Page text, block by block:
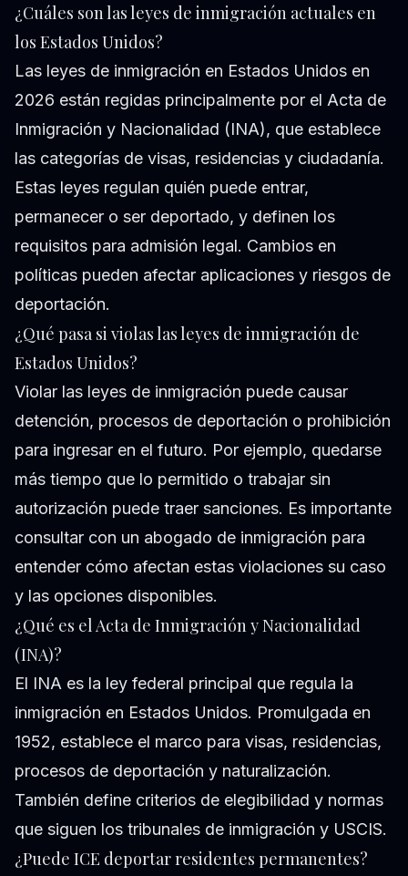
¿Cuáles son las leyes de inmigración actuales en
los Estados Unidos?
Las leyes de inmigración en Estados Unidos en
2026 están regidas principalmente por el Acta de
Inmigración y Nacionalidad (INA), que establece
las categorías de visas, residencias y ciudadanía.
Estas leyes regulan quién puede entrar,
permanecer o ser deportado, y definen los
requisitos para admisión legal. Cambios en
políticas pueden afectar aplicaciones y riesgos de
deportación.
¿Qué pasa si violas las leyes de inmigración de
Estados Unidos?
Violar las leyes de inmigración puede causar
detención, procesos de deportación o prohibición
para ingresar en el futuro. Por ejemplo, quedarse
más tiempo que lo permitido o trabajar sin
autorización puede traer sanciones. Es importante
consultar con un abogado de inmigración para
entender cómo afectan estas violaciones su caso
y las opciones disponibles.
¿Qué es el Acta de Inmigración y Nacionalidad
(INA)?
El INA es la ley federal principal que regula la
inmigración en Estados Unidos. Promulgada en
1952, establece el marco para visas, residencias,
procesos de deportación y naturalización.
También define criterios de elegibilidad y normas
que siguen los tribunales de inmigración y USCIS.
¿Puede ICE deportar residentes permanentes?